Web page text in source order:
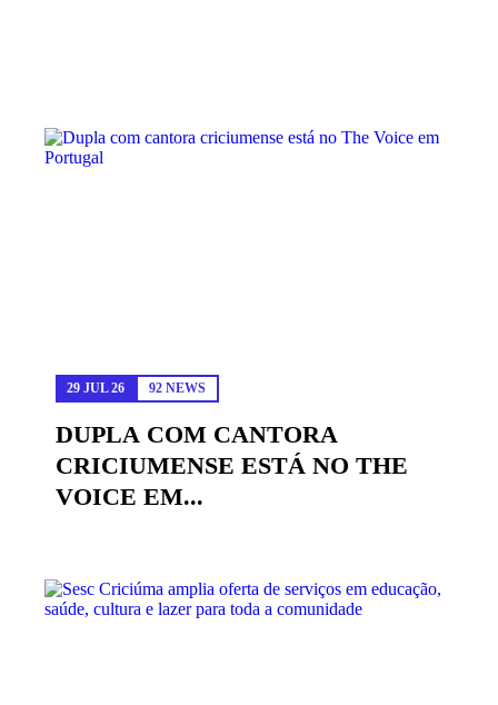
29 JUL 26 92 NEWS
DUPLA COM CANTORA
CRICIUMENSE ESTÁ NO THE
VOICE EM...